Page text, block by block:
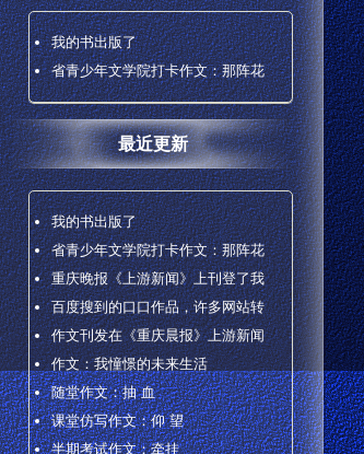
我的书出版了
省青少年文学院打卡作文：那阵花
最近更新
我的书出版了
省青少年文学院打卡作文：那阵花
重庆晚报《上游新闻》上刊登了我
百度搜到的口口作品，许多网站转
作文刊发在《重庆晨报》上游新闻
作文：我憧憬的未来生活
随堂作文：抽 血
课堂仿写作文：仰 望
半期考试作文：牵挂